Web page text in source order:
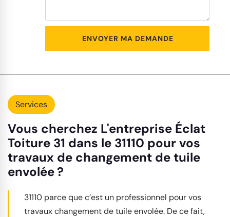
Services
Vous cherchez L'entreprise Éclat
Toiture 31 dans le 31110 pour vos
travaux de changement de tuile
envolée ?
31110 parce que c’est un professionnel pour vos
travaux changement de tuile envolée. De ce fait,